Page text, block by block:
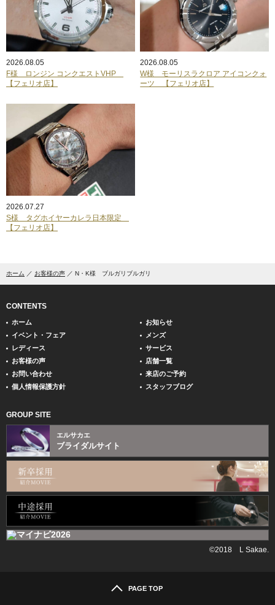
2026.08.05
F様 ロンジン コンクエストVHP
【フェリオ店】
2026.08.05
W様 モーリスラクロア アイコンクォ
ーツ 【フェリオ店】
2026.07.27
S様 タグホイヤーカレラ日本限定
【フェリオ店】
ホーム お客様の声 N・K様 ブルガリブルガリ
CONTENTS
ホーム
お知らせ
イベント・フェア
メンズ
レディース
サービス
お客様の声
店舗一覧
お問い合わせ
来店のご予約
個人情報保護方針
スタッフブログ
GROUP SITE
エルサカエ
ブライダルサイト
©2018 L Sakae.
PAGE TOP